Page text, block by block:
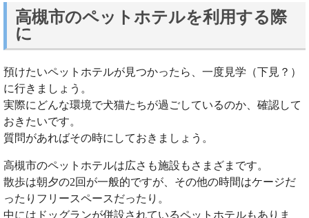
高槻市のペットホテルを利用する際
に
預けたいペットホテルが見つかったら、一度見学（下見？）
に行きましょう。
実際にどんな環境で犬猫たちが過ごしているのか、確認して
おきたいです。
質問があればその時にしておきましょう。
高槻市のペットホテルは広さも施設もさまざまです。
散歩は朝夕の2回が一般的ですが、その他の時間はケージだ
ったりフリースペースだったり。
中にはドッグランが併設されているペットホテルもありま